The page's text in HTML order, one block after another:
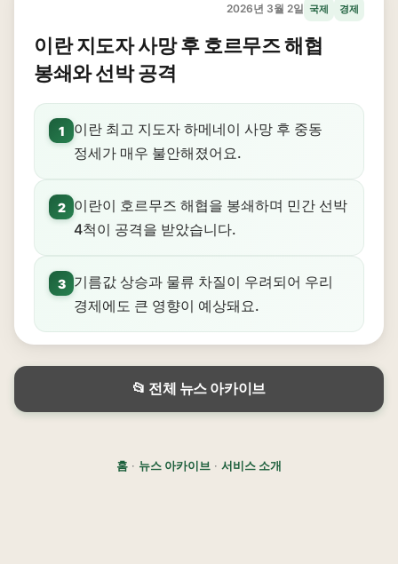
2026년 3월 2일 국제 경제
이란 지도자 사망 후 호르무즈 해협
봉쇄와 선박 공격
1
이란 최고 지도자 하메네이 사망 후 중동
정세가 매우 불안해졌어요.
2
이란이 호르무즈 해협을 봉쇄하며 민간 선박
4척이 공격을 받았습니다.
3
기름값 상승과 물류 차질이 우려되어 우리
경제에도 큰 영향이 예상돼요.
📂 전체 뉴스 아카이브
홈 · 뉴스 아카이브 · 서비스 소개